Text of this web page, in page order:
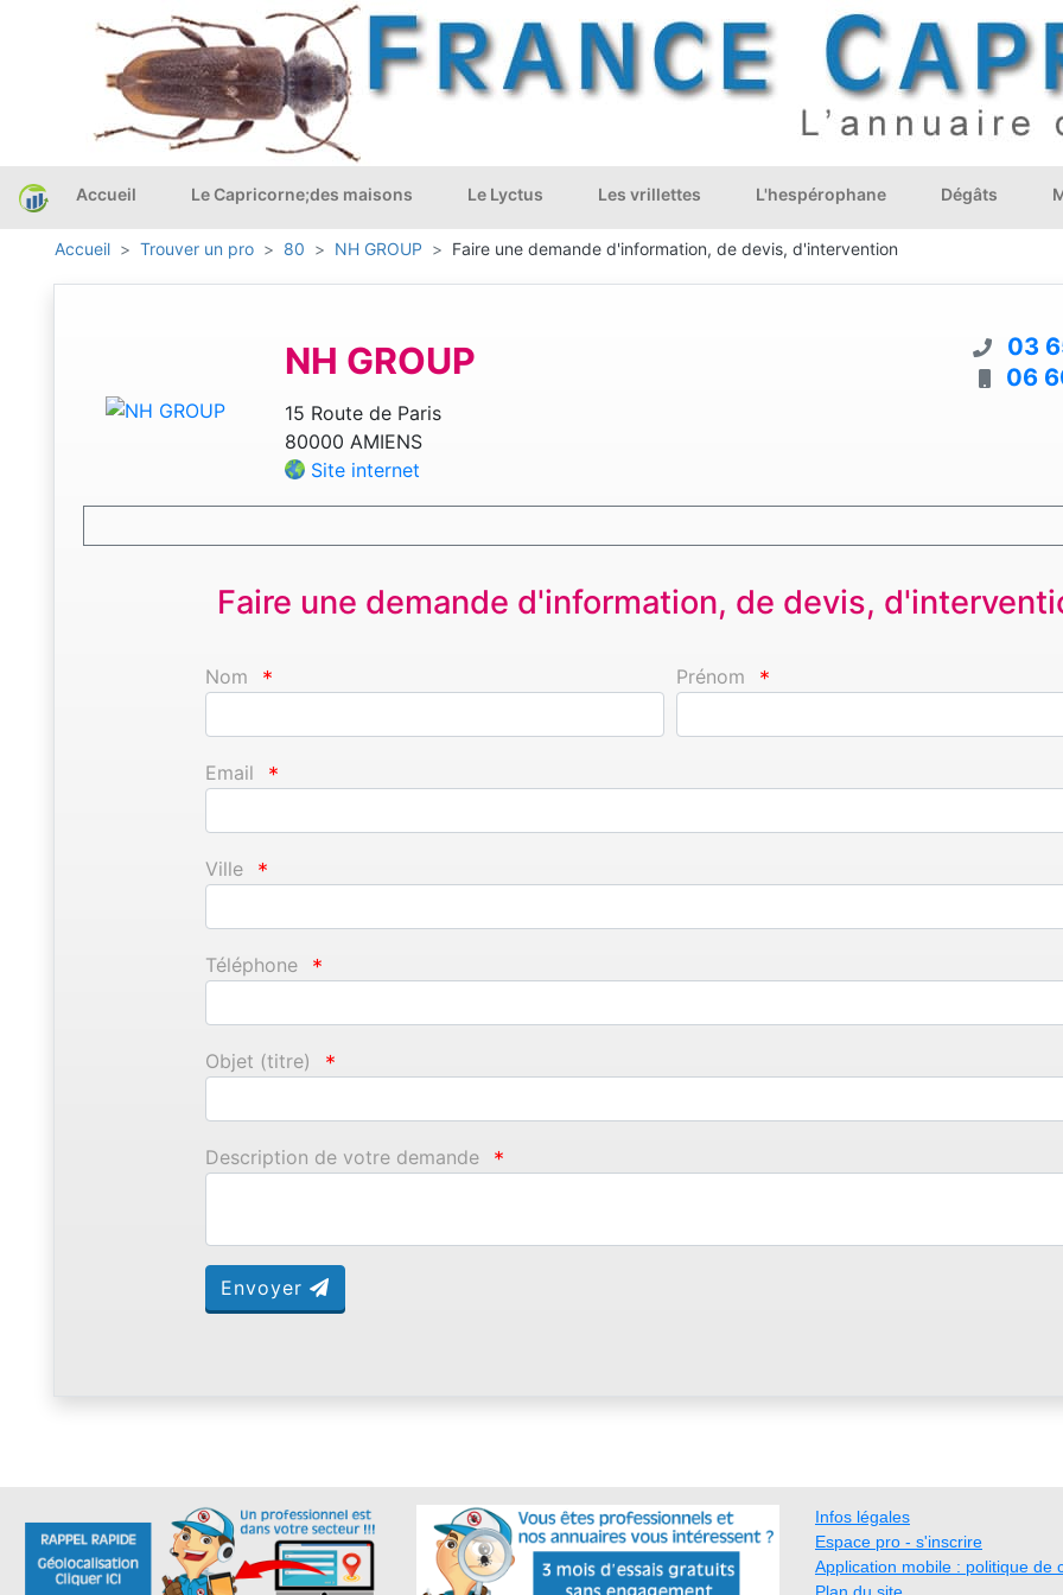
Accueil Le Capricorne;des maisons Le Lyctus Les vrillettes L'hespérophane Dégâts
Accueil Trouver un pro 80 NH GROUP Faire une demande d'information, de devis, d'intervention
NH GROUP
15 Route de Paris
80000 AMIENS
Site internet
03
06
Faire une demande d'information, de devis,
Nom * Prénom *
Email *
Ville *
Téléphone *
Objet (titre) *
Description de votre demande *
Envoyer
Infos légales
Espace pro - s'inscrire
Application mobile : politique de
Plan du site